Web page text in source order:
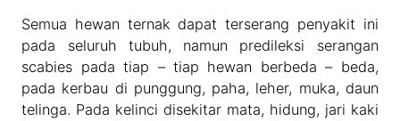
Semua hewan ternak dapat terserang penyakit ini
pada seluruh tubuh, namun predileksi serangan
scabies pada tiap – tiap hewan berbeda – beda,
pada kerbau di punggung, paha, leher, muka, daun
telinga. Pada kelinci disekitar mata, hidung, jari kaki